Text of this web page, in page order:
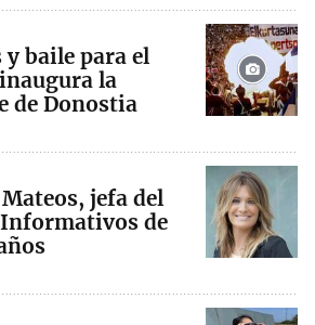
baile para el
la
de Donostia
jefa del
de